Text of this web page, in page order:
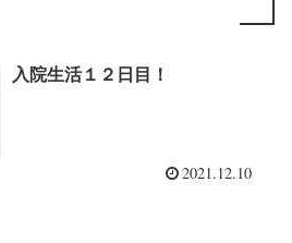
入院生活１２日目！
2021.12.10